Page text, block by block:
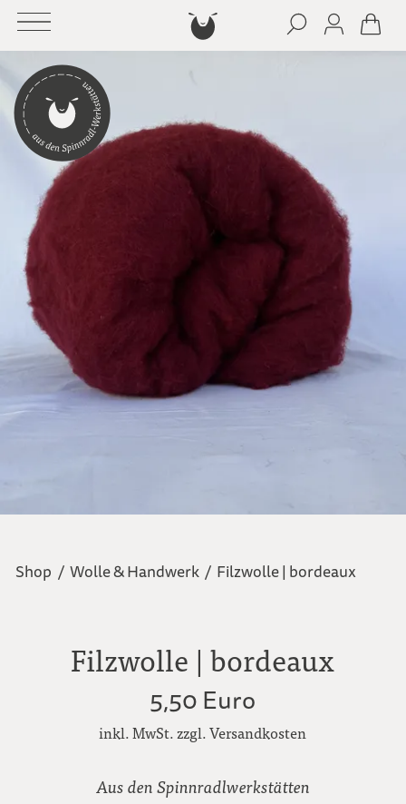
Shop / Wolle & Handwerk / Filzwolle | bordeaux
Filzwolle | bordeaux
5,50 Euro
inkl. MwSt. zzgl. Versandkosten
Aus den Spinnradlwerkstätten